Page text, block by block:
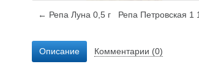
← Репа Луна 0,5 г Репа Петровская
Описание Комментарии (0)